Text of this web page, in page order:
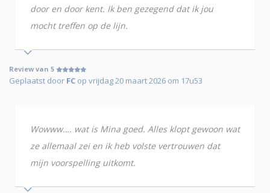
door en door kent. Ik ben gezegend dat ik jou
mocht treffen op de lijn.
Review van 5
Geplaatst door FC op vrijdag 20 maart 2026 om 17u53
Wowww…. wat is Mina goed. Alles klopt gewoon wat
ze allemaal zei en ik heb volste vertrouwen dat
mijn voorspelling uitkomt.